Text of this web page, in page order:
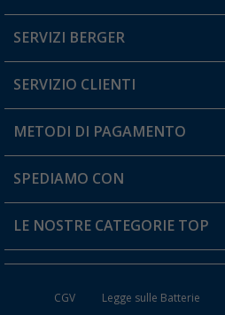
Hai una domanda?
SERVIZI BERGER
Diventare rivenditori
Il mio Account
Carta fedeltà Berger
SERVIZIO CLIENTI
Informazioni sulla spedizione
Resi
FAQ e Contatti
METODI DI PAGAMENTO
SPEDIAMO CON
LE NOSTRE CATEGORIE TOP
CGV Legge sulle Batterie